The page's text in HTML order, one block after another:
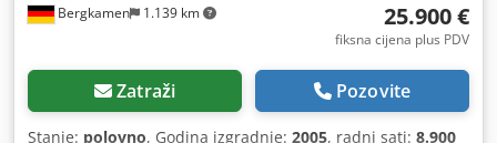
Bergkamen 1.139 km 25.900 €
fiksna cijena plus PDV
Zatraži Pozovite
Stanje: polovno, Godina izgradnje: 2005, radni sati: 8.900